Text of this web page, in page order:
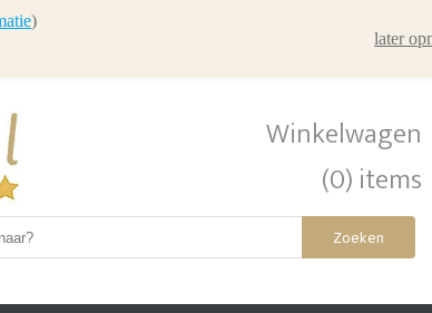
Winkelwagen
(0) items
Zoeken
)
later